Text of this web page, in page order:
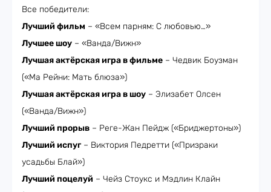
Все победители:
Лучший фильм – «Всем парням: С любовью…»
Лучшее шоу – «Ванда/Вижн»
Лучшая актёрская игра в фильме – Чедвик Боузман
(«Ма Рейни: Мать блюза»)
Лучшая актёрская игра в шоу – Элизабет Олсен
(«Ванда/Вижн»)
Лучший прорыв – Реге-Жан Пейдж («Бриджертоны»)
Лучший испуг– Виктория Педретти («Призраки
усадьбы Блай»)
Лучший поцелуй – Чейз Стоукс и Мэдлин Клайн